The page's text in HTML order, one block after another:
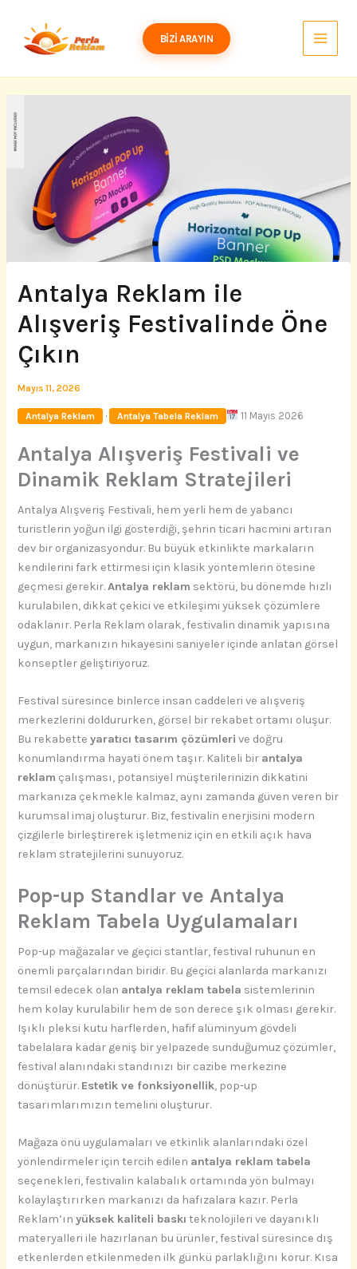
BIZI ARAYIN
Antalya Reklam ile
Alışveriş Festivalinde Öne
Çıkın
Mayıs 11, 2026
Antalya Reklam · Antalya Tabela Reklam 11 Mayıs 2026
Antalya Alışveriş Festivali ve
Dinamik Reklam Stratejileri
Antalya Alışveriş Festivali, hem yerli hem de yabancı
turistlerin yoğun ilgi gösterdiği, şehrin ticari hacmini artıran
dev bir organizasyondur. Bu büyük etkinlikte markaların
kendilerini fark ettirmesi için klasik yöntemlerin ötesine
geçmesi gerekir.Antalya reklam sektörü, bu dönemde hızlı
kurulabilen, dikkat çekici ve etkileşimi yüksek çözümlere
odaklanır. Perla Reklam olarak, festivalin dinamik yapısına
uygun, markanızın hikayesini saniyeler içinde anlatan görsel
konseptler geliştiriyoruz.
Festival süresince binlerce insan caddeleri ve alışveriş
merkezlerini doldururken, görsel bir rekabet ortamı oluşur.
Bu rekabetteyaratıcı tasarım çözümleri ve doğru
konumlandırma hayati önem taşır. Kaliteli bir antalya
reklam çalışması, potansiyel müşterilerinizin dikkatini
markanıza çekmekle kalmaz, aynı zamanda güven veren bir
kurumsal imaj oluşturur. Biz, festivalin enerjisini modern
çizgilerle birleştirerek işletmeniz için en etkili açık hava
reklam stratejilerini sunuyoruz.
Pop-up Standlar ve Antalya
Reklam Tabela Uygulamaları
Pop-up mağazalar ve geçici stantlar, festival ruhunun en
önemli parçalarından biridir. Bu geçici alanlarda markanızı
temsil edecek olan antalya reklam tabela sistemlerinin
hem kolay kurulabilir hem de son derece şık olması gerekir.
Işıklı pleksi kutu harflerden, hafif alüminyum gövdeli
tabelalara kadar geniş bir yelpazede sunduğumuz çözümler,
festival alanındaki standınızı bir cazibe merkezine
dönüştürür. Estetik ve fonksiyonellik, pop-up
tasarımlarımızın temelini oluşturur.
Mağaza önü uygulamaları ve etkinlik alanlarındaki özel
yönlendirmeler için tercih edilen antalya reklam tabela
seçenekleri, festivalin kalabalık ortamında yön bulmayı
kolaylaştırırken markanızı da hafızalara kazır. Perla
Reklam’ınyüksek kaliteli baskı teknolojileri ve dayanıklı
materyalleri ile hazırlanan bu ürünler, festival süresince dış
etkenlerden etkilenmeden ilk günkü parlaklığını korur. Kısa